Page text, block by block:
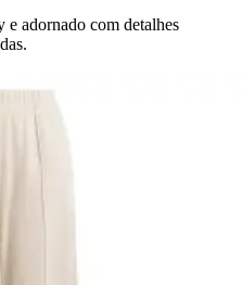
e adornado com detalhes